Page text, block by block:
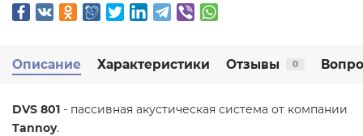
Описание Характеристики Отзывы 0
DVS 801 - пассивная акустическая система от компании
Tannoy.